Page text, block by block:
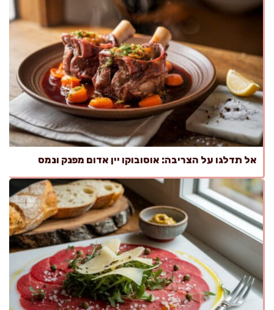
אל תדלגו על הצריבה: אוסובוקו יין אדום מפנק ונמס